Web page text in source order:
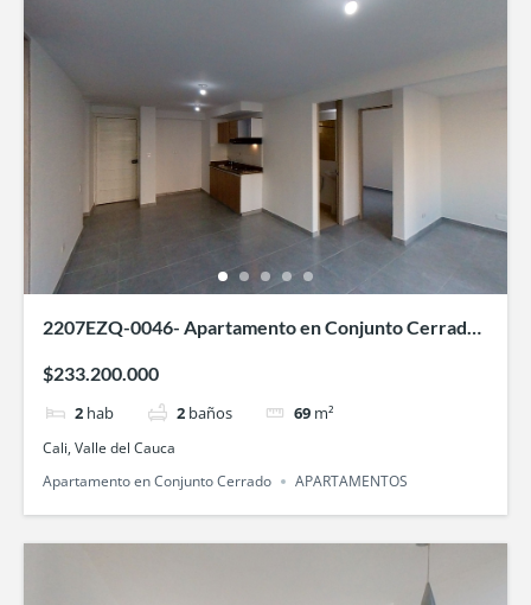
2207EZQ-0046- Apartamento en Conjunto Cerrado
$233.200.000
2 hab 2 baños 69 m²
Cali, Valle del Cauca
Apartamento en Conjunto Cerrado
APARTAMENTOS